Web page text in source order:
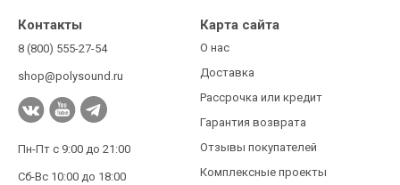
Контакты
8 (800) 555-27-54
shop@polysound.ru
Пн-Пт с 9:00 до 21:00
Сб-Вс 10:00 до 18:00
Карта сайта
О нас
Доставка
Рассрочка или кредит
Гарантия возврата
Отзывы покупателей
Комплексные проекты